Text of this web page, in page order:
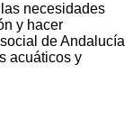
necesidades
y hacer
de Andalucía
acuáticos y